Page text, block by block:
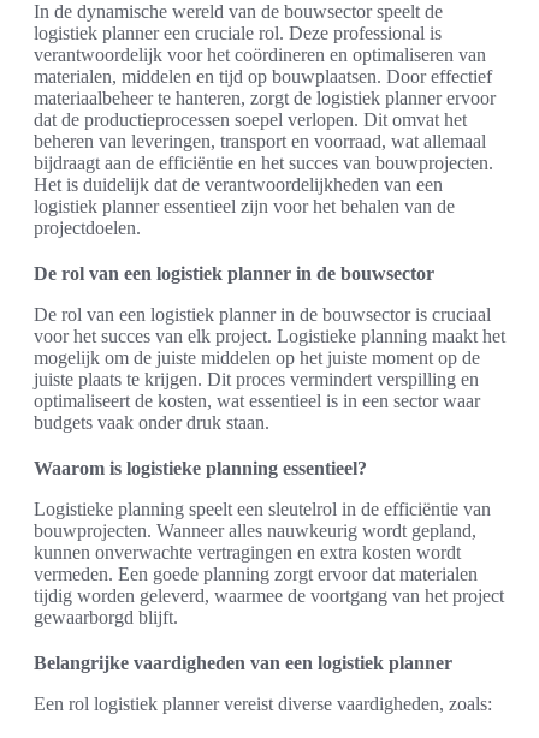
In de dynamische wereld van de bouwsector speelt de
logistiek planner een cruciale rol. Deze professional is
verantwoordelijk voor het coördineren en optimaliseren van
materialen, middelen en tijd op bouwplaatsen. Door effectief
materiaalbeheer te hanteren, zorgt de logistiek planner ervoor
dat de productieprocessen soepel verlopen. Dit omvat het
beheren van leveringen, transport en voorraad, wat allemaal
bijdraagt aan de efficiëntie en het succes van bouwprojecten.
Het is duidelijk dat de verantwoordelijkheden van een
logistiek planner essentieel zijn voor het behalen van de
projectdoelen.
De rol van een logistiek planner in de bouwsector
De rol van een logistiek planner in de bouwsector is cruciaal
voor het succes van elk project. Logistieke planning maakt het
mogelijk om de juiste middelen op het juiste moment op de
juiste plaats te krijgen. Dit proces vermindert verspilling en
optimaliseert de kosten, wat essentieel is in een sector waar
budgets vaak onder druk staan.
Waarom is logistieke planning essentieel?
Logistieke planning speelt een sleutelrol in de efficiëntie van
bouwprojecten. Wanneer alles nauwkeurig wordt gepland,
kunnen onverwachte vertragingen en extra kosten wordt
vermeden. Een goede planning zorgt ervoor dat materialen
tijdig worden geleverd, waarmee de voortgang van het project
gewaarborgd blijft.
Belangrijke vaardigheden van een logistiek planner
Een rol logistiek planner vereist diverse vaardigheden, zoals: